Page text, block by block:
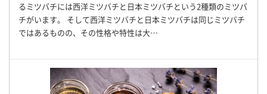
るミツバチには西洋ミツバチと日本ミツバチという2種類のミツバ
チがいます。 そして西洋ミツバチと日本ミツバチは同じミツバチ
ではあるものの、その性格や特性は大…